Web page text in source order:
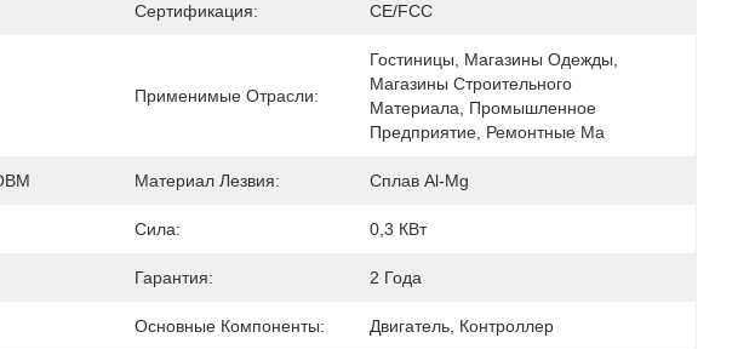
Сертификация: CE/FCC
Применимые Отрасли:
Гостиницы, Магазины Одежды,
Магазины Строительного
Материала, Промышленное
Предприятие, Ремонтные Ма
Материал Лезвия: Сплав Al-Mg
Сила: 0,3 КВт
Гарантия: 2 Года
Основные Компоненты: Двигатель, Контроллер